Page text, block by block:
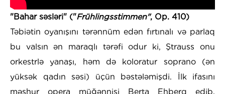
"Bahar səsləri" ("Frühlingsstimmen", Op. 410)
Təbiətin oyanışını tərənnüm edən fırtınalı və parlaq
bu valsın ən maraqlı tərəfi odur ki, Ştrauss onu
orkestrlə yanaşı, həm də koloratur soprano (ən
yüksək qadın səsi) üçün bəstələmişdi. İlk ifasını
məşhur opera müğənnisi Berta Ehberq edib.